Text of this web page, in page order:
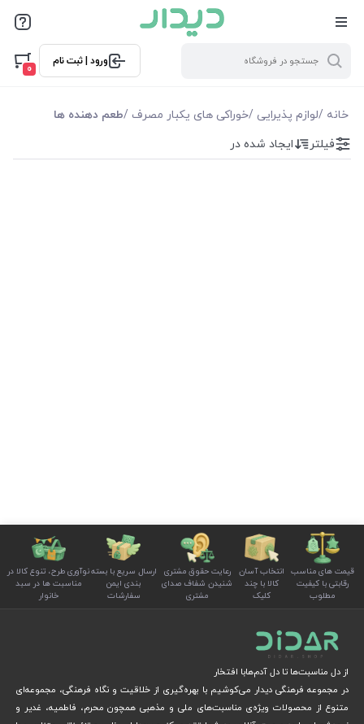
ورود | ثبت نام
0
خانه /لوازم پذیرایی /خوراکی های یکبار مصرف /طعم دهنده ها
فیلترها
موجودی
نمایش همه محصولاتفیلتر ایجاد شده در
قیمت های مناسب
رقابتی با کیفیت
مطلوب
انتخاب آسان
کالا با چند
کلیک
رعایت حقوق مشتری
شنیدن شفاف صدای
مشتری
ارسال سریع با بسته
بندی ایمن
سفارشات
نوآوری طرح، تنوع کالا در
مناسبت ها در سبد
خانوار
از دل مناسبت‌ها تا دل آدم‌هابا افتخار
در مجموعه فرهنگی دیدار می‌کوشیم با بهره‌گیری از خلاقیت و نگاه فرهنگی، مجموعه‌ای
متنوع از محصولات ویژه‌ی مناسبت‌های ملی و مذهبی همچون محرم، فاطمیه، غدیر و